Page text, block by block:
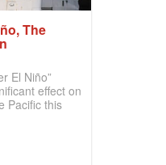
The
El Niño”
effect on
Pacific this